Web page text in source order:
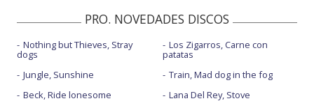
PRO. NOVEDADES DISCOS
Nothing but Thieves, Stray
dogs
Jungle, Sunshine
Beck, Ride lonesome
Los Zigarros, Carne con
patatas
Train, Mad dog in the fog
Lana Del Rey, Stove